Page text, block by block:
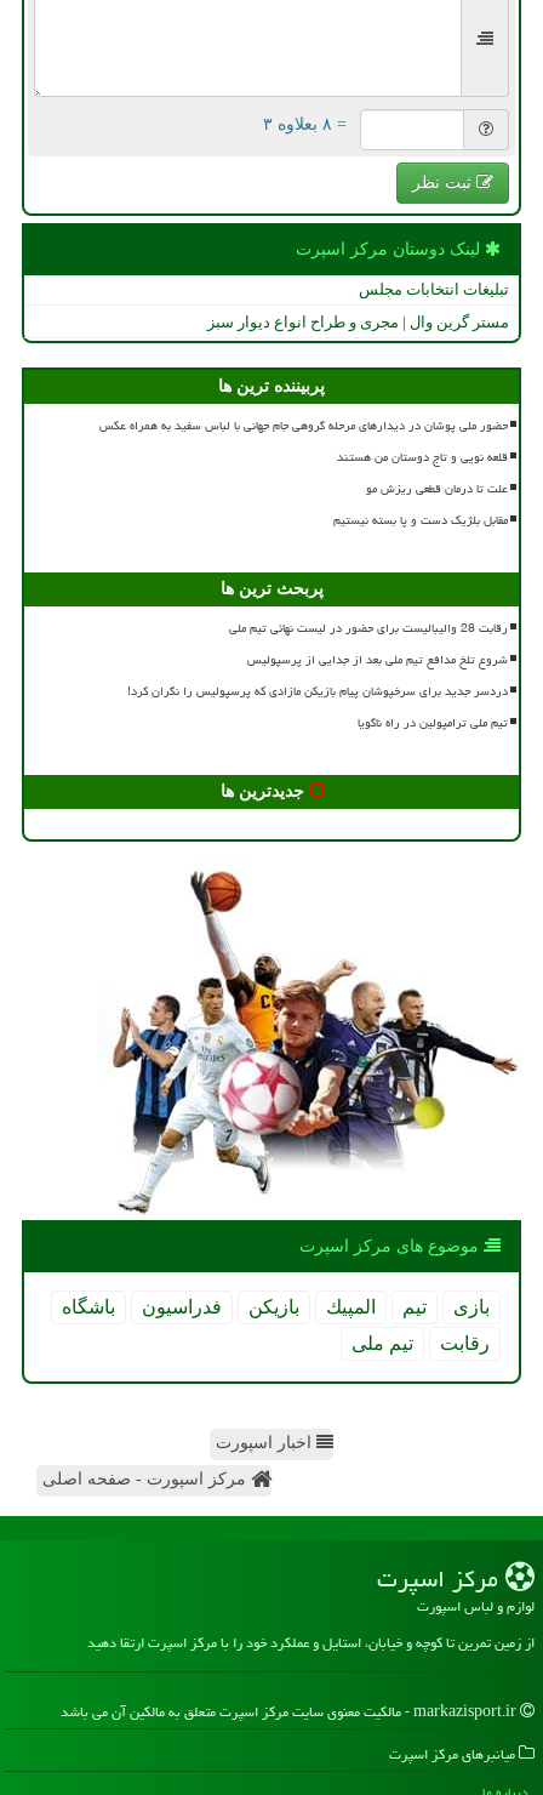
= ۸ بعلاوه ۳
ثبت نظر
لینک دوستان مركز اسپرت
تبلیغات انتخابات مجلس
مستر گرین وال | مجری و طراح انواع دیوار سبز
پربیننده ترین ها
حضور ملی پوشان در دیدارهای مرحله گروهی جام جهانی با لباس سفید به همراه عکس
قلعه نویی و تاج دوستان من هستند
علت تا درمان قطعی ریزش مو
مقابل بلژیک دست و پا بسته نیستیم
پربحث ترین ها
رقابت 28 والیبالیست برای حضور در لیست نهائی تیم ملی
شروع تلخ مدافع تیم ملی بعد از جدایی از پرسپولیس
دردسر جدید برای سرخپوشان پیام بازیکن مازادی که پرسپولیس را نگران کرد!
تیم ملی ترامپولین در راه ناگویا
جدیدترین ها
موضوع های مركز اسپرت
بازی تیم المپیك بازیكن فدراسیون
باشگاه
رقابت
تیم ملی
اخبار اسپورت
مرکز اسپورت - صفحه اصلی
مركز اسپرت
لوازم و لباس اسپورت
از زمین تمرین تا کوچه و خیابان، استایل و عملکرد خود را با مرکز اسپرت ارتقا دهید
میانبرهای مركز اسپرت